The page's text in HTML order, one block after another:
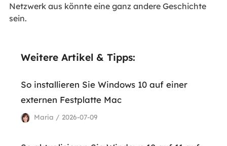
Netzwerk aus könnte eine ganz andere Geschichte
sein.
Weitere Artikel & Tipps:
So installieren Sie Windows 10 auf einer
externen Festplatte Mac
Maria / 2026-07-09